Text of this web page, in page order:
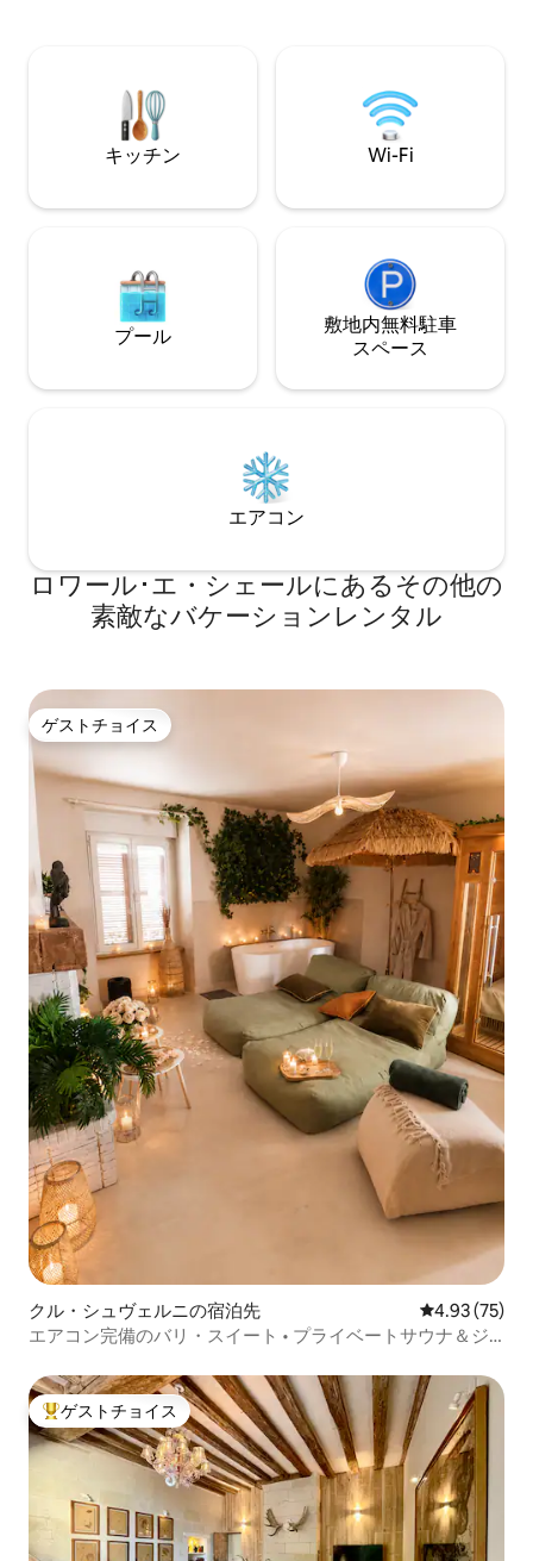
ルネスケア専門家によるボディマッサー
ジはリクエストによりオプションで利用
キッチン Wi-Fi
プール
敷地内無料駐⁠車
ス⁠ペ⁠ー⁠ス
エアコン
ロワール･エ・シェールにあるその他の
素敵なバケーションレンタル
ゲストチョイス
ゲストチョイス
クル・シュヴェルニの宿泊先 レビュー75
4.93 (75)
エアコン完備のバリ・スイート • プライベートサウナ＆ジ
大好評のゲストチョイスです。
ゲストチョイス